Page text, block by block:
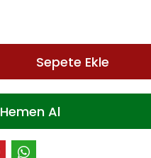
Sepete Ekle
Hemen Al